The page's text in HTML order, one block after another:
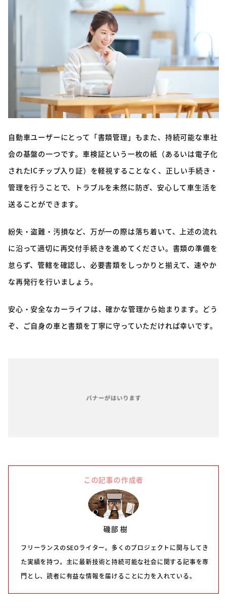
自動車ユーザーにとって「書類管理」もまた、持続可能な車社
会の基盤の一つです。車検証という一枚の紙（あるいは電子化
されたICチップ入り証）を軽視することなく、正しい手続き・
管理を行うことで、トラブルを未然に防ぎ、安心して車生活を
送ることができます。
紛失・盗難・汚損など、万が一の際は落ち着いて、上述の流れ
に沿って適切に再交付手続きを進めてください。書類の準備を
怠らず、管轄を確認し、必要書類をしっかりと揃えて、速やか
な再発行を行いましょう。
安心・安全なカーライフは、確かな管理から始まります。どう
ぞ、ご自身の車と書類を丁寧に守っていただければ幸いです。
この記事の作成者
磯部 樹
フリーランスのSEOライター。多くのプロジェクトに関与してき
た実績を持つ。主に最新技術と持続可能な社会に関する記事を専
門とし、読者に有益な情報を届けることに力を入れている。